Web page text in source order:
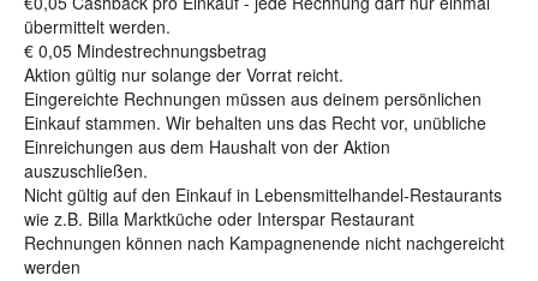
übermittelt werden.
€ 0,05 Mindestrechnungsbetrag
Aktion gültig nur solange der Vorrat reicht.
Eingereichte Rechnungen müssen aus deinem persönlichen
Einkauf stammen. Wir behalten uns das Recht vor, unübliche
Einreichungen aus dem Haushalt von der Aktion
auszuschließen.
Nicht gültig auf den Einkauf in Lebensmittelhandel-Restaurants
wie z.B. Billa Marktküche oder Interspar Restaurant
Rechnungen können nach Kampagnenende nicht nachgereicht
werden